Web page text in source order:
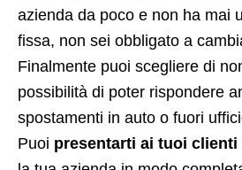
azienda da poco e non ha mai
fissa, non sei obbligato a
Finalmente puoi scegliere di
possibilità di poter rispondere
spostamenti in auto o fuori
Puoi presentarti ai tuoi clienti